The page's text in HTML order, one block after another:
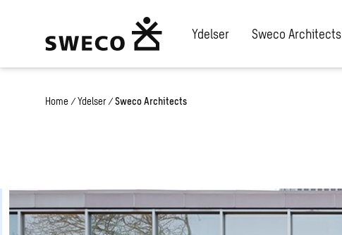
Ydelser Sweco Architects
Home / Ydelser / Sweco Architects